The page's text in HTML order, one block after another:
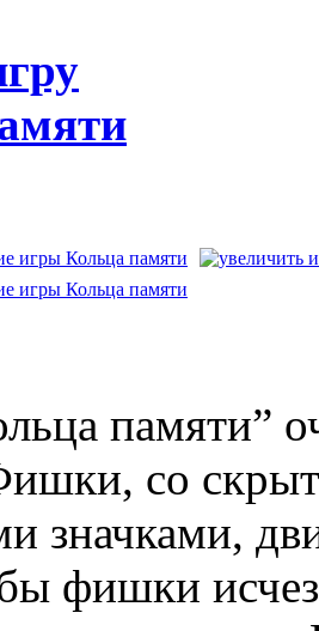
памяти”
со
значками,
фишки